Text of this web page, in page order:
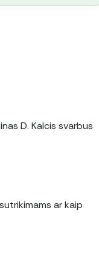
D. Kalcis svarbus
ar kaip